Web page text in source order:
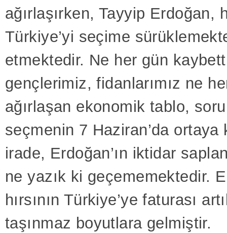
ağırlaşırken, Tayyip Erdoğan,
Türkiye’yi seçime
etmektedir. Ne her gün
gençlerimiz, fidanlarımız ne
ağırlaşan ekonomik tablo,
seçmenin 7 Haziran’da ortaya
irade, Erdoğan’ın iktidar
ne yazık ki geçememektedir.
hırsının Türkiye’ye faturası
taşınmaz boyutlara gelmiştir.